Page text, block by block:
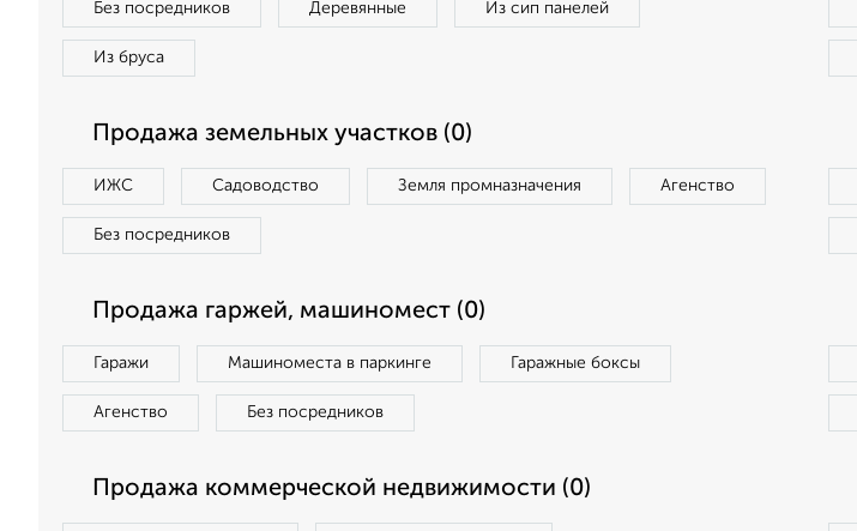
Без посредников Деревянные Из сип панелей
Из бруса
Продажа земельных участков (0)
ИЖС Садоводство Земля промназначения Агенство
Без посредников
Продажа гаржей, машиномест (0)
Гаражи Машиноместа в паркинге Гаражные боксы
Агенство Без посредников
Продажа коммерческой недвижимости (0)